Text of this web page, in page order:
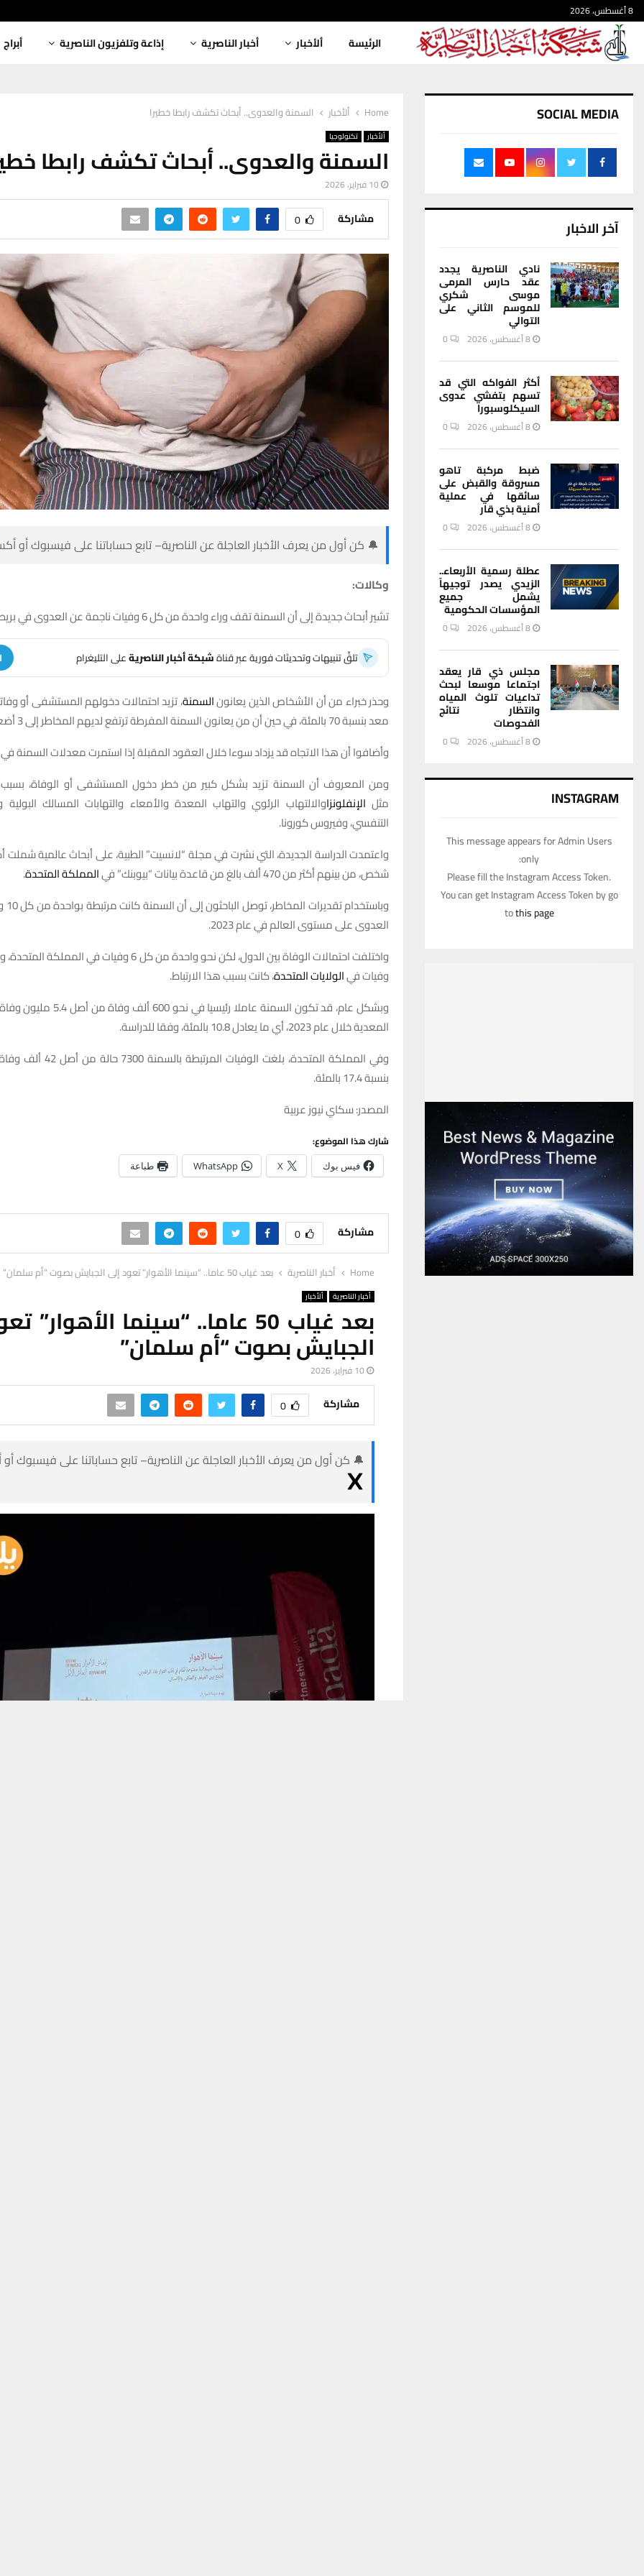
8 أغسطس، 2026
الرئيسة ألأخبار أخبار الناصرية إذاعة وتلفزيون الناصرية أبراج
Home ألأخبار السمنة والعدوى.. أبحاث تكشف رابطا خطيرا
ألأخبار تكنولوجيا
السمنة والعدوى.. أبحاث تكشف رابطا
10 فبراير، 2026
مشاركة 0
🔔 كن أول من يعرف الأخبار العاجلة عن الناصرية– تابع حساباتنا على فيسبوك أو
وكالات:
تشير أبحاث جديدة إلى أن السمنة تقف وراء واحدة من كل 6 وفيات ناجمة عن العدوى في بريطانيا.
تلقَّ تنبيهات وتحديثات فورية عبر قناةشبكة أخبار الناصريةعلى التليغرام
وحذر خبراء من أن الأشخاص الذين يعانونالسمنة، تزيد احتمالات دخولهم المستشفى أو
معد بنسبة 70 بالمئة، في حين أن من يعانون السمنة المفرطة ترتفع لديهم المخاطر إلى 3 أضعاف.
وأضافوا أن هذا الاتجاه قد يزداد سوءا خلال العقود المقبلة إذا استمرت معدلات السمنة في
ومن المعروف أن السمنة تزيد بشكل كبير من خطر دخول المستشفى أو الوفاة،
مثل الإنفلونزاوالالتهاب الرئوي والتهاب المعدة والأمعاء والتهابات المسالك البولية
التنفسي، وفيروس كورونا.
شخص، من بينهم أكثر من 470 ألف بالغ من قاعدة بيانات “بيوبنك” في
المملكة المتحدة.
العدوى على مستوى العالم في عام 2023.
وفيات فيالولايات المتحدة، كانت بسبب هذا الارتباط.
وبشكل عام، قد تكون السمنة عاملا
المعدية خلال عام 2023، أي ما يعادل 10.8 بالمئة، وفقا للدراسة.
وفي المملكة المتحدة، بلغت
بنسبة 17.4 بالمئة.
المصدر: سكاي نيوز عربية
شارك هذا الموضوع:
فيس بوك X
WhatsApp طباعة
مشاركة 0
Home أخبار الناصرية بعد غياب 50 عاما.. “سينما الأهوار” تعود إلى الجبايش بصوت “أم سلمان”
أخبار الناصرية ألأخبار
بعد غياب 50 عاما.. “سينما الأهوار”
الجبايش بصوت “أم سلمان”
10 فبراير، 2026
مشاركة 0
🔔 كن أول من يعرف الأخبار العاجلة عن الناصرية– تابع حساباتنا على فيسبوك
SOCIAL MEDIA
آخر الاخبار
نادي الناصرية يجدد
عقد حارس المرمى
موسى شكري
للموسم الثاني على
التوالي
8 أغسطس، 2026 0
أكثر الفواكه التي قد
تسهم بتفشي عدوى
السيكلوسبورا
8 أغسطس، 2026 0
ضبط مركبة تاهو
مسروقة والقبض على
سائقها في عملية
أمنية بذي قار
8 أغسطس، 2026 0
عطلة رسمية الأربعاء..
الزيدي يصدر توجيهاً
يشمل جميع
المؤسسات الحكومية
8 أغسطس، 2026 0
مجلس ذي قار يعقد
اجتماعا موسعا لبحث
تداعيات تلوث المياه
وانتظار نتائج
الفحوصات
8 أغسطس، 2026 0
INSTAGRAM
This message appears for Admin Users
only:
Please fill the Instagram Access Token.
You can get Instagram Access Token by go
tothis page